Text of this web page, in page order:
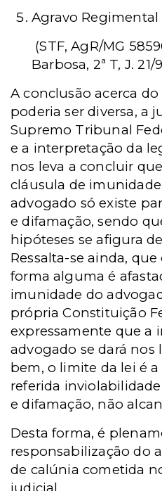
Agravo Regimental
(STF, AgR/MG
Barbosa, 2ª T, J. 21/
A conclusão acerca
poderia ser diversa, a
Supremo Tribunal
e a interpretação da
nos leva a concluir
cláusula de
advogado só existe
e difamação, sendo
hipóteses se afigura
Ressalta-se ainda,
forma alguma é
imunidade do
própria Constituição
expressamente que a
advogado se dará nos
bem, o limite da lei é
referida
e difamação, não
Desta forma, é
responsabilização do
de calúnia cometida
judicial.